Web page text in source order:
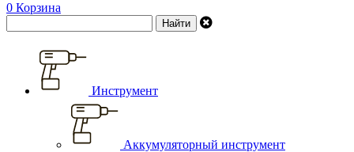
0 Корзина
Инструмент
Аккумуляторный инструмент